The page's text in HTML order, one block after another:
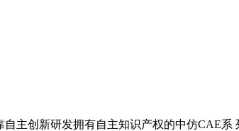
主创新研发拥有自主知识产权的中仿CAE系